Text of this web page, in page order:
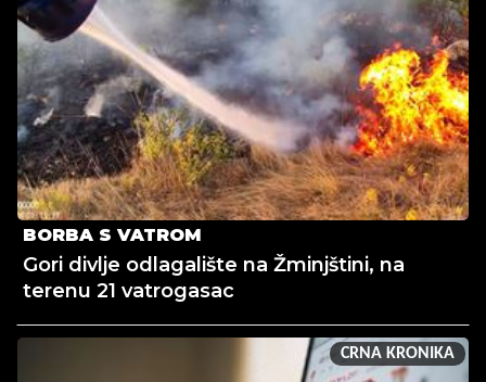
BORBA S VATROM
Gori divlje odlagalište na Žminjštini, na
terenu 21 vatrogasac
CRNA KRONIKA